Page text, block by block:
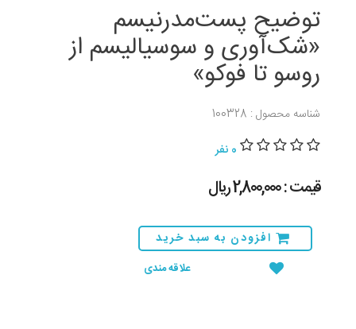
توضیح پست‌مدرنیسم
«شک‌آوری و سوسیالیسم از
روسو تا فوکو»
شناسه محصول : 100328
0 نفر
قیمت : 2,800,000 ريال
افزودن به سبد خرید
علاقه مندی